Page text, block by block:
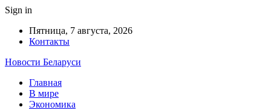
Sign in
Пятница, 7 августа, 2026
Контакты
Новости Беларуси
Главная
В мире
Экономика